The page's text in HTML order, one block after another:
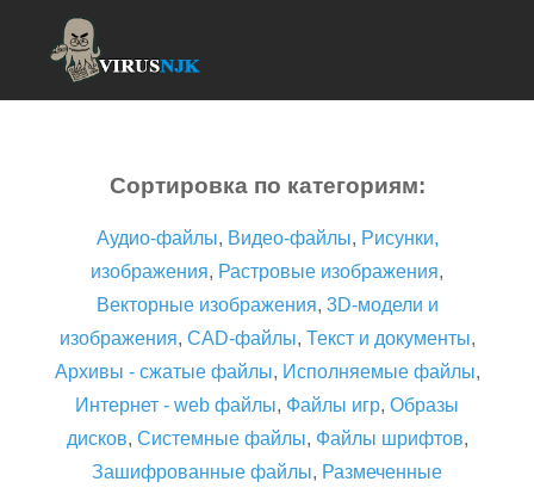
Сортировка по категориям:
Аудио-файлы, Видео-файлы, Рисунки,
изображения, Растровые изображения,
Векторные изображения, 3D-модели и
изображения, CAD-файлы, Текст и документы,
Архивы - сжатые файлы, Исполняемые файлы,
Интернет - web файлы, Файлы игр, Образы
дисков, Системные файлы, Файлы шрифтов,
Зашифрованные файлы, Размеченные